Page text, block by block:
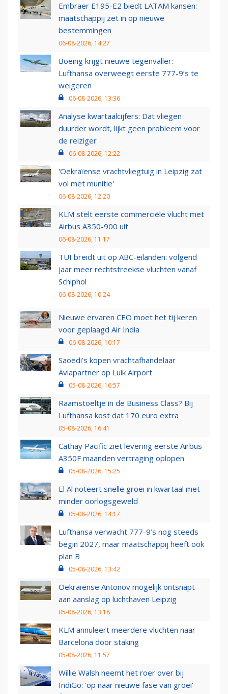
Embraer E195-E2 biedt LATAM kansen:
maatschappij zet in op nieuwe
bestemmingen
06-08-2026, 14:27
Boeing krijgt nieuwe tegenvaller:
Lufthansa overweegt eerste 777-9’s te
weigeren
06-08-2026, 13:36
Analyse kwartaalcijfers: Dat vliegen
duurder wordt, lijkt geen probleem voor
de reiziger
06-08-2026, 12:22
'Oekraïense vrachtvliegtuig in Leipzig zat
vol met munitie'
06-08-2026, 12:20
KLM stelt eerste commerciële vlucht met
Airbus A350-900 uit
06-08-2026, 11:17
TUI breidt uit op ABC-eilanden: volgend
jaar meer rechtstreekse vluchten vanaf
Schiphol
06-08-2026, 10:24
Nieuwe ervaren CEO moet het tij keren
voor geplaagd Air India
06-08-2026, 10:17
Saoedi’s kopen vrachtafhandelaar
Aviapartner op Luik Airport
05-08-2026, 16:57
Raamstoeltje in de Business Class? Bij
Lufthansa kost dat 170 euro extra
05-08-2026, 16:41
Cathay Pacific ziet levering eerste Airbus
A350F maanden vertraging oplopen
05-08-2026, 15:25
El Al noteert snelle groei in kwartaal met
minder oorlogsgeweld
05-08-2026, 14:17
Lufthansa verwacht 777-9’s nog steeds
begin 2027, maar maatschappij heeft ook
plan B
05-08-2026, 13:42
Oekraïense Antonov mogelijk ontsnapt
aan aanslag op luchthaven Leipzig
05-08-2026, 13:18
KLM annuleert meerdere vluchten naar
Barcelona door staking
05-08-2026, 11:57
Willie Walsh neemt het roer over bij
IndiGo: 'op naar nieuwe fase van groei'